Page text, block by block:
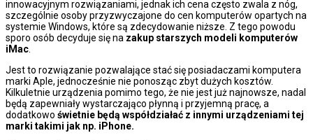
innowacyjnym rozwiązaniami, jednak ich cena często zwala z nóg,
szczególnie osoby przyzwyczajone do cen komputerów opartych na
systemie Windows, które są zdecydowanie niższe. Z tego powodu
sporo osób decyduje się na zakup starszych modeli komputerów
iMac
Jest to rozwiązanie pozwalające stać się posiadaczami komputera
marki Aple, jednocześnie nie ponosząc zbyt dużych kosztów.
Kilkuletnie urządzenia pomimo tego, że nie jest już najnowsze, nadal
będą zapewniały wystarczająco płynną i przyjemną pracę, a
dodatkowo świetnie będą współdziałać z innymi urządzeniami tej
marki takimi jak np. iPhone.